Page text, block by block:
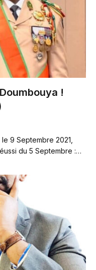
!
9 Septembre 2021,
du 5 Septembre :…